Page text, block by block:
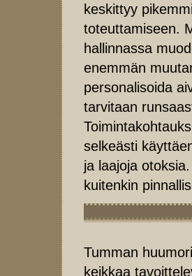
keskittyy
toteuttamiseen.
hallinnassa
enemmän
personalisoida
tarvitaan
selkeästi
ja laajoja
kuitenkin
Tumman
keikkaa